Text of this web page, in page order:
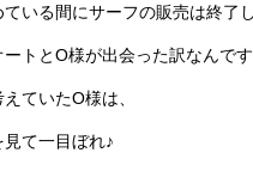
いる間にサーフの販売は終了
トとO様が出会った訳なんです
ていたO様は、
て一目ぼれ♪